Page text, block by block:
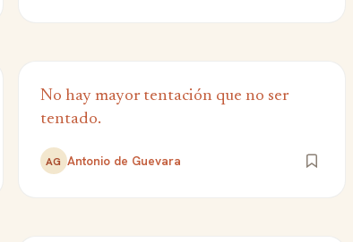
No hay mayor tentación que no ser
tentado.
AG Antonio de Guevara